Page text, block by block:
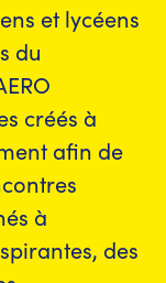
et lycéens
du
créés à
afin de
à
des